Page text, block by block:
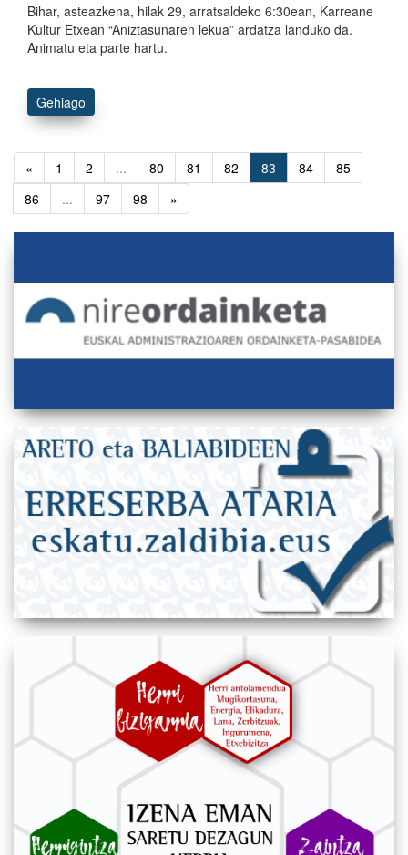
Bihar, asteazkena, hilak 29, arratsaldeko 6:30ean, Karreane
Kultur Etxean “Aniztasunaren lekua” ardatza landuko da.
Animatu eta parte hartu.
Gehiago
« 1 2 ... 80 81 82 83 84
85
86
... 97 98 »